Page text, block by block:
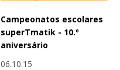
Campeonatos escolares
superTmatik - 10.º
aniversário
06.10.15